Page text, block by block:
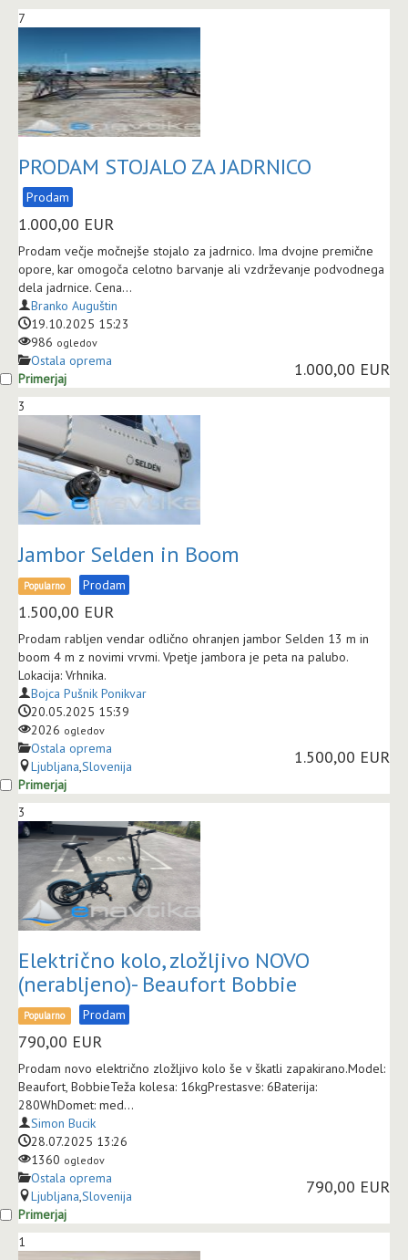
7
PRODAM STOJALO ZA JADRNICO
Prodam
1.000,00 EUR
Prodam večje močnejše stojalo za jadrnico. Ima dvojne premične
opore, kar omogoča celotno barvanje ali vzdrževanje podvodnega
dela jadrnice. Cena...
Branko Auguštin
19.10.2025 15:23
986 ogledov
1.000,00 EUR
Ostala oprema
Primerjaj
3
Jambor Selden in Boom
Popularno Prodam
1.500,00 EUR
Prodam rabljen vendar odlično ohranjen jambor Selden 13 m in
boom 4 m z novimi vrvmi. Vpetje jambora je peta na palubo.
Lokacija: Vrhnika.
Bojca Pušnik Ponikvar
20.05.2025 15:39
2026 ogledov
1.500,00 EUR
Ostala oprema
Ljubljana,Slovenija
Primerjaj
3
Električno kolo, zložljivo NOVO
(nerabljeno)- Beaufort Bobbie
Popularno Prodam
790,00 EUR
Prodam novo električno zložljivo kolo še v škatli zapakirano.Model:
Beaufort, BobbieTeža kolesa: 16kgPrestasve: 6Baterija:
280WhDomet: med...
Simon Bucik
28.07.2025 13:26
1360 ogledov
790,00 EUR
Ostala oprema
Ljubljana,Slovenija
Primerjaj
1